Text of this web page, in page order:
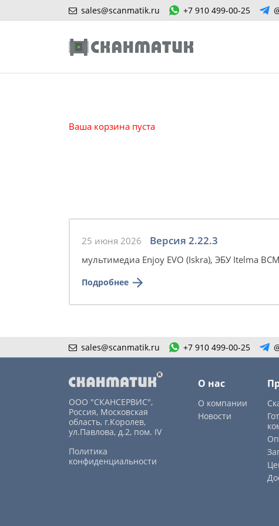
sales@scanmatik.ru +7 910 499-00-25
Ваша корзина пуста
25 июня 2026 Версия 2.22.3
мультимедиа Enjoy EVO (Iskra), ЭБУ Itelma
Подробнее
sales@scanmatik.ru +7 910 499-00-25
ООО "СКАНСЕРВИС",
Россия, Московская
область, г.Королев,
ул.Павлова, д.2, пом. IV
Политика
конфиденциальности
О нас
О компании
Новости